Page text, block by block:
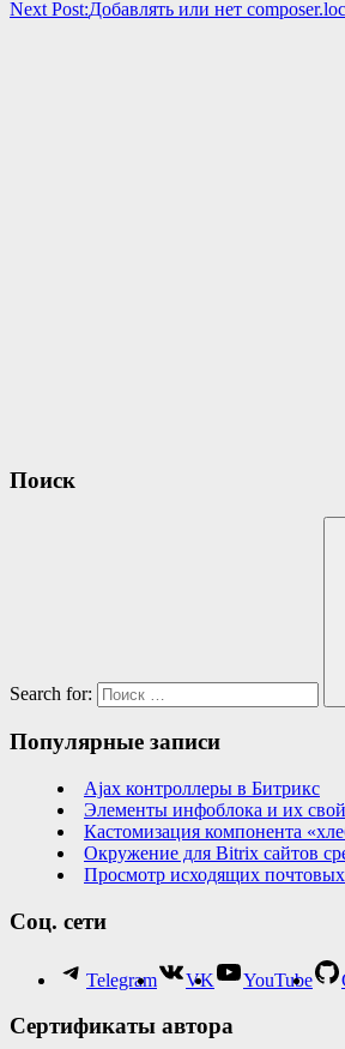
Next Post:Добавлять или нет
Поиск
Search for:
Популярные записи
Ajax контроллеры в Битрикс
Элементы инфоблока и их
Кастомизация компонента
Окружение для Bitrix сайтов
Просмотр исходящих
Соц. сети
Telegram VK YouTube
Сертификаты автора